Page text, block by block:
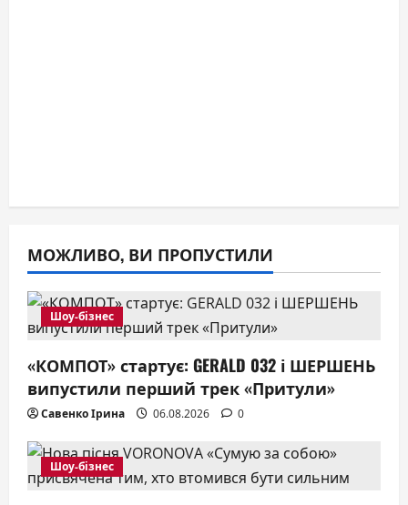
МОЖЛИВО, ВИ ПРОПУСТИЛИ
Шоу-бізнес
«КОМПОТ» стартує: GERALD 032 і ШЕРШЕНЬ
випустили перший трек «Притули»
Савенко Ірина 06.08.2026 0
Шоу-бізнес